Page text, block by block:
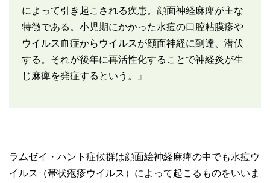
によって引き起こされる疾患。顔面神経麻痺が主な
特徴である。小児期にかかった水痘の口腔粘膜疹や
ウイルス血症からウイルスが顔面神経に到達、潜伏
する。それが後年に再活性化することで神経炎が生
じ麻痺を発症するという。』
ラムゼイ・ハント症候群は顔面絵神経麻痺の中でも水痘ウ
イルス（帯状疱疹ウイルス）によって起こるものをいいま